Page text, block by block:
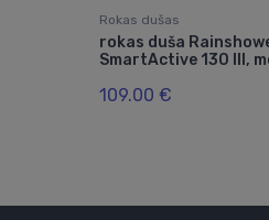
Rokas dušas
rokas duša
SmartActive 130 III,
109.00 €